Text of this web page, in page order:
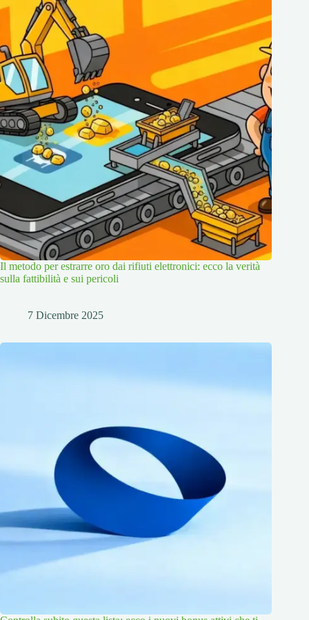
Il metodo per estrarre oro dai rifiuti elettronici: ecco la verità
sulla fattibilità e sui pericoli
7 Dicembre 2025